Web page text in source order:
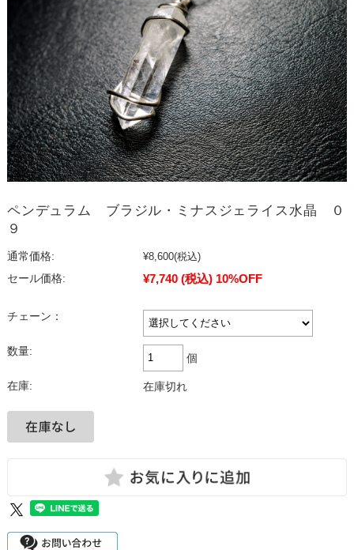
ペンデュラム ブラジル・ミナスジェライス水晶 ０
９
通常価格: ¥8,600(税込)
セール価格:
¥7,740 (税込) 10%OFF
チェーン：
数量:
個
在庫: 在庫切れ